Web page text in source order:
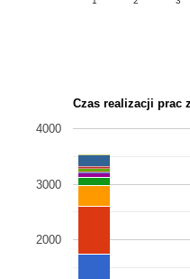
Czas realizacji prac
2000
3000
4000